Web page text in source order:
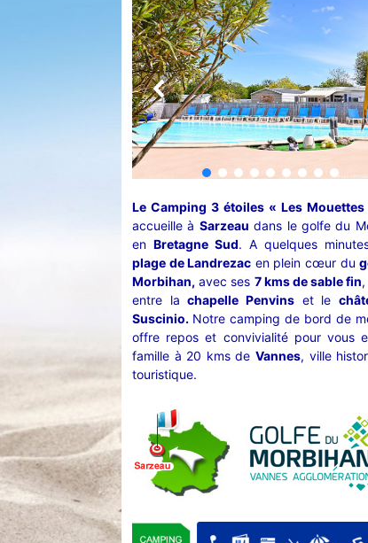
Le Camping 3 étoiles « Les Mouettes
accueille à Sarzeau dans le golfe du
enBretagne Sud. A quelques
plage de Landrezac en plein cœur du
Morbihan, avec ses 7 kms de sable fin
entre lachapelle Penvins et le
Suscinio. Notre camping de bord de
offre repos et convivialité pour vous
famille à 20 kms de Vannes, ville
touristique.